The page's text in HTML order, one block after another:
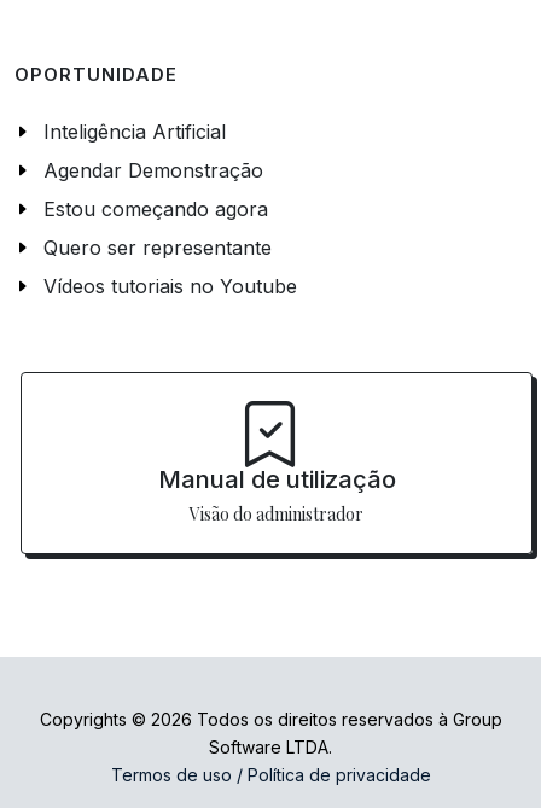
OPORTUNIDADE
Inteligência Artificial
Agendar Demonstração
Estou começando agora
Quero ser representante
Vídeos tutoriais no Youtube
Manual de utilização
Visão do administrador
Copyrights © 2026 Todos os direitos reservados à Group
Software LTDA.
Termos de uso / Política de privacidade